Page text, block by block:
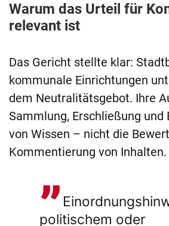
Warum das Urteil für
relevant ist
Das Gericht stellte klar:
kommunale Einrichtungen
dem Neutralitätsgebot. Ihre
Sammlung, Erschließung und
von Wissen – nicht die
Kommentierung von Inhalten.
politischem oder